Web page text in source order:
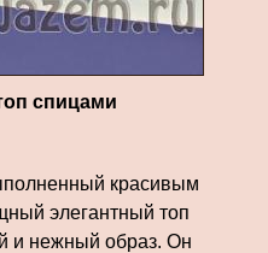
спицами
красивым
элегантный топ
и нежный образ. Он